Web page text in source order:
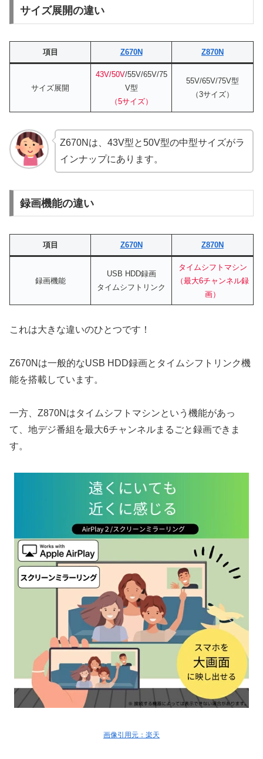
サイズ展開の違い
項目 Z670N Z870N
サイズ展開
43V/50V/55V/65V/75
V型
（5サイズ）
55V/65V/75V型
（3サイズ）
Z670Nは、43V型と50V型の中型サイズがラ
インナップにあります。
録画機能の違い
項目 Z670N Z870N
録画機能
USB HDD録画
タイムシフトリンク
タイムシフトマシン
（最大6チャンネル録
画）
これは大きな違いのひとつです！
Z670Nは一般的なUSB HDD録画とタイムシフトリンク機
能を搭載しています。
一方、Z870Nはタイムシフトマシンという機能があっ
て、地デジ番組を最大6チャンネルまるごと録画できま
す。
画像引用元：楽天